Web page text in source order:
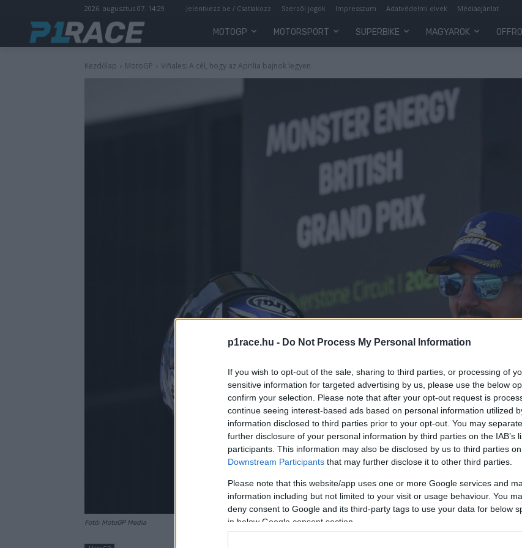
p1race.hu - Do Not Process My Personal Information
If you wish to opt-out of the sale, sharing to third parties, or processing of
sensitive information for targeted advertising by us, please use the below
confirm your selection. Please note that after your opt-out request is
continue seeing interest-based ads based on personal information utilized
information disclosed to third parties prior to your opt-out. You may
further disclosure of your personal information by third parties on the IAB’s
participants. This information may also be disclosed by us to third parties
Downstream Participants that may further disclose it to other third parties.
Please note that this website/app uses one or more Google services and
information including but not limited to your visit or usage behaviour. You
deny consent to Google and its third-party tags to use your data for below
in below Google consent section.
2026. augusztus 07. 14:29 Jelentkezz be / Csatlakozz Szerzői jogok Impresszum Adatvédelmi elvek Médiaajánlat
MOTOGP MOTORSPORT SUPERBIKE MAGYAROK
Kezdőlap MotoGP Viñales: A cél, hogy az Aprilia bajnok legyen
Fotó: MotoGP Media